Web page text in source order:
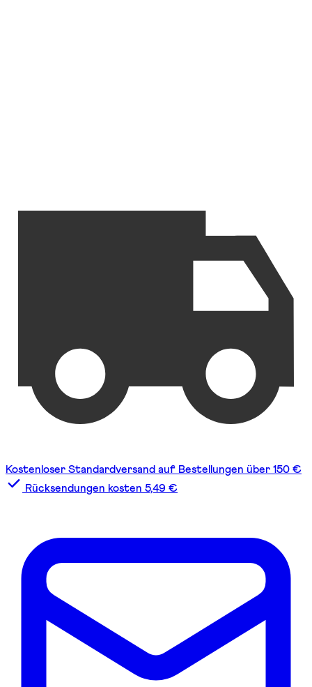
Kostenloser Standardversand auf Bestellungen über 150 €
Rücksendungen kosten 5,49 €